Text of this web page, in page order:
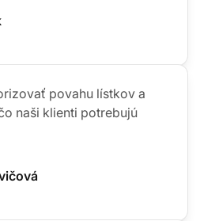
povahu lístkov a
naši klienti potrebujú